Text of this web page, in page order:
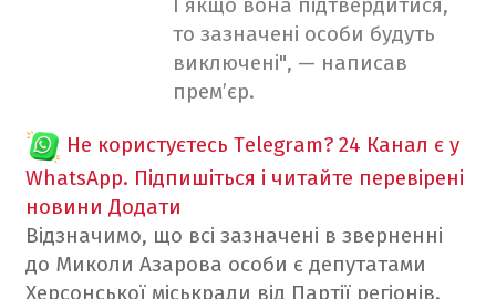
то зазначені особи будуть
виключені", — написав
прем’єр.
Не користуєтесь Telegram? 24 Канал є у
WhatsApp. Підпишіться і читайте перевірені
новини Додати
Відзначимо, що всі зазначені в зверненні
до Миколи Азарова особи є депутатами
Херсонської міськради від Партії регіонів.